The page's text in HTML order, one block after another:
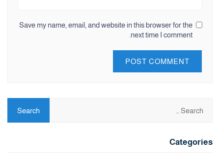
Save my name, email, and website in this browser for the
next time I comment.
Categories